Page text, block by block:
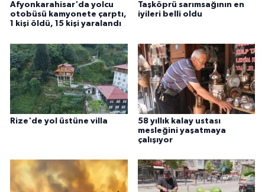
Afyonkarahisar'da yolcu
otobüsü kamyonete çarptı,
1 kişi öldü, 15 kişi yaralandı
Taşköprü sarımsağının en
iyileri belli oldu
Rize'de yol üstüne villa
58 yıllık kalay ustası
mesleğini yaşatmaya
çalışıyor